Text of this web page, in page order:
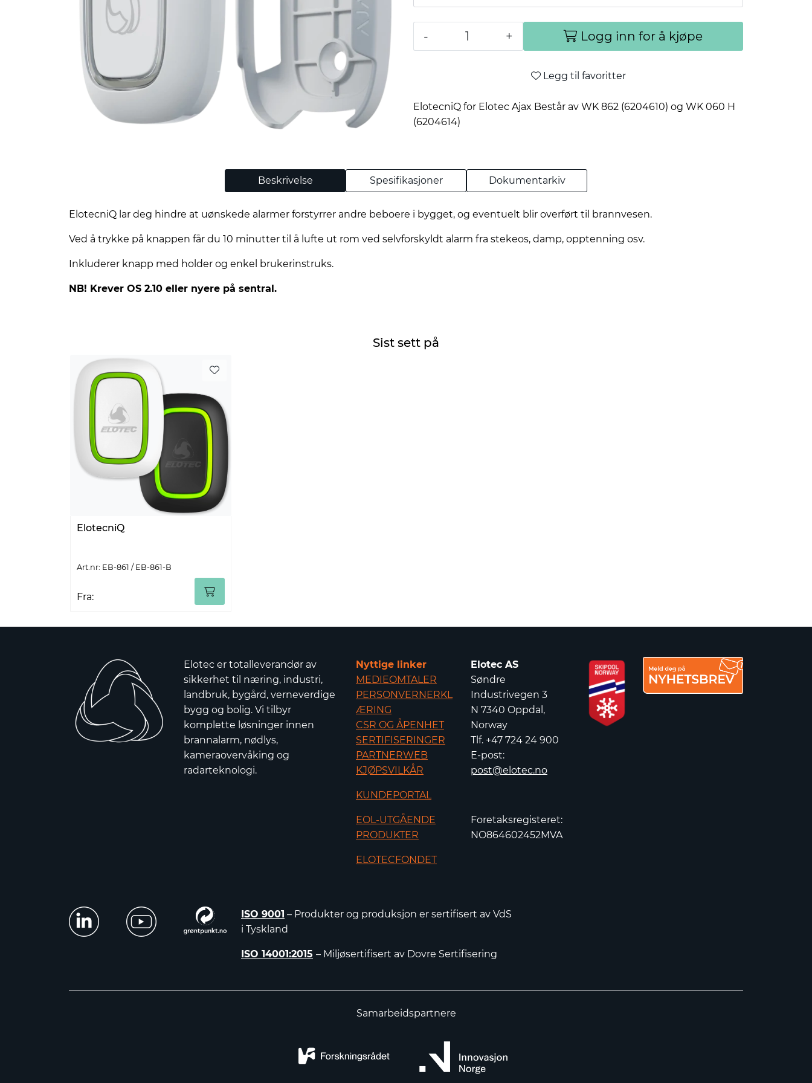
- + Logg inn for å kjøpe
Legg til favoritter
ElotecniQ for Elotec Ajax Består av WK 862 (6204610) og WK 060 H
(6204614)
Beskrivelse Spesifikasjoner Dokumentarkiv
ElotecniQ lar deg hindre at uønskede alarmer forstyrrer andre beboere i bygget, og eventuelt blir overført til brannvesen.
Ved å trykke på knappen får du 10 minutter til å lufte ut rom ved selvforskyldt alarm fra stekeos, damp, opptenning osv.
Inkluderer knapp med holder og enkel brukerinstruks.
NB! Krever OS 2.10 eller nyere på sentral.
Sist sett på
ElotecniQ
Art.nr: EB-861 / EB-861-B
Fra:
Elotec er totalleverandør av
sikkerhet til næring, industri,
landbruk, bygård, verneverdige
bygg og bolig. Vi tilbyr
komplette løsninger innen
brannalarm, nødlys,
kameraovervåking og
radarteknologi.
Nyttige linker
MEDIEOMTALER
PERSONVERNERKL
ÆRING
CSR OG ÅPENHET
SERTIFISERINGER
PARTNERWEB
KJØPSVILKÅR
KUNDEPORTAL
EOL-UTGÅENDE
PRODUKTER
ELOTECFONDET
Elotec AS
Søndre
Industrivegen 3
N 7340 Oppdal,
Norway
Tlf. +47 724 24 900
E-post:
post@elotec.no
Foretaksregisteret:
NO864602452MVA
ISO 9001 – Produkter og produksjon er sertifisert av VdS
i Tyskland
ISO 14001:2015 – Miljøsertifisert av Dovre Sertifisering
Samarbeidspartnere